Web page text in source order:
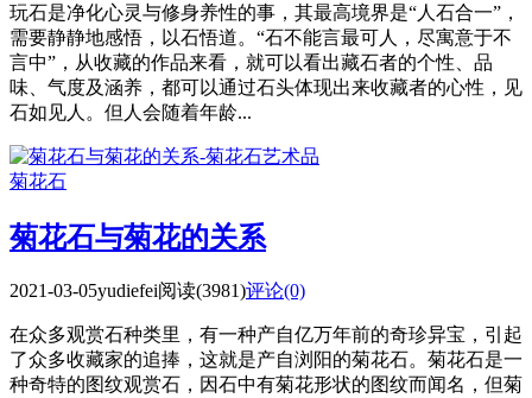
玩石是净化心灵与修身养性的事，其最高境界是“人石合一”，
需要静静地感悟，以石悟道。“石不能言最可人，尽寓意于不
言中”，从收藏的作品来看，就可以看出藏石者的个性、品
味、气度及涵养，都可以通过石头体现出来收藏者的心性，见
石如见人。但人会随着年龄...
菊花石
菊花石与菊花的关系
2021-03-05yudiefei阅读(3981)评论(0)
在众多观赏石种类里，有一种产自亿万年前的奇珍异宝，引起
了众多收藏家的追捧，这就是产自浏阳的菊花石。菊花石是一
种奇特的图纹观赏石，因石中有菊花形状的图纹而闻名，但菊